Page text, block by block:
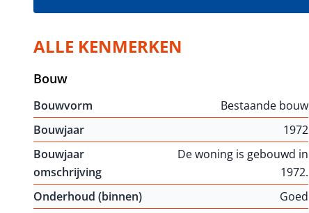
ALLE KENMERKEN
Bouw
Bouwvorm
Bestaande bouw
Bouwjaar
1972
Bouwjaar
omschrijving
De woning is gebouwd in
1972.
Onderhoud (binnen)
Goed